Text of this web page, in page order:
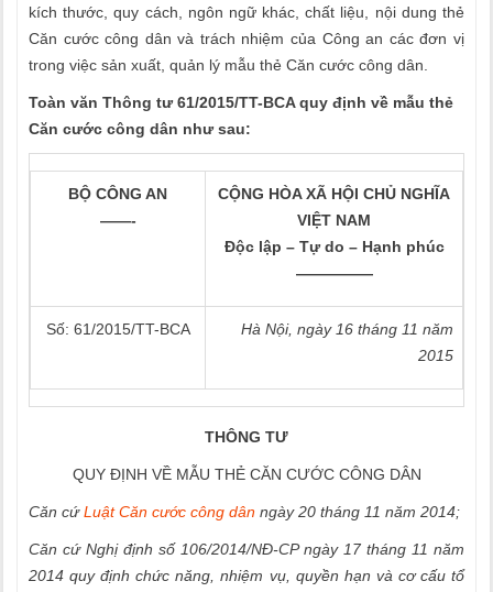
kích thước, quy cách, ngôn ngữ khác, chất liệu, nội dung thẻ
Căn cước công dân và trách nhiệm của Công an các đơn vị
trong việc sản xuất, quản lý mẫu thẻ Căn cước công dân.
Toàn văn Thông tư 61/2015/TT-BCA quy định về mẫu thẻ
Căn cước công dân như sau:
BỘ CÔNG AN
——-
CỘNG HÒA XÃ HỘI CHỦ NGHĨA
VIỆT NAM
Độc lập – Tự do – Hạnh phúc
—————
Số: 61/2015/TT-BCA Hà Nội, ngày 16 tháng 11 năm
2015
THÔNG TƯ
QUY ĐỊNH VỀ MẪU THẺ CĂN CƯỚC CÔNG DÂN
Căn cứLuật Căn cước công dân ngày 20 tháng 11 năm 2014;
Căn cứ Nghị định số 106/2014/NĐ-CP ngày 17 tháng 11 năm
2014 quy định chức năng, nhiệm vụ, quyền hạn và cơ cấu tổ